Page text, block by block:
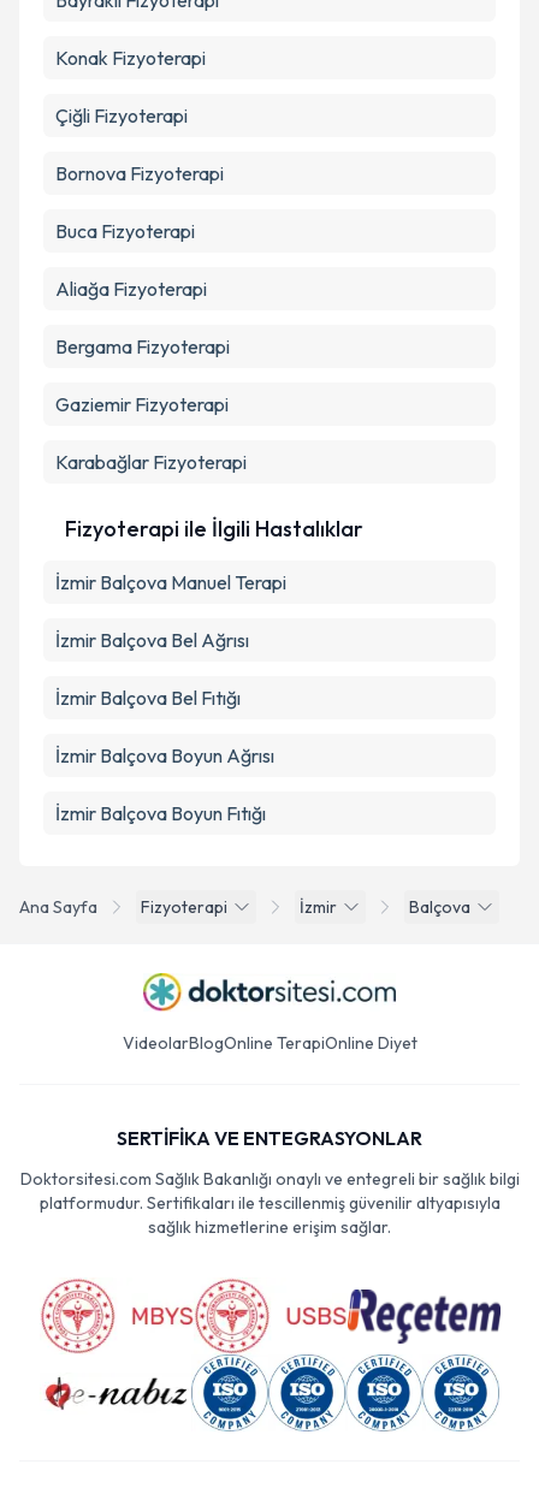
Ana Sayfa Fizyoterapi İzmir Balçova
Konak Fizyoterapi
Çiğli Fizyoterapi
Bornova Fizyoterapi
Buca Fizyoterapi
Aliağa Fizyoterapi
Bergama Fizyoterapi
Gaziemir Fizyoterapi
Karabağlar Fizyoterapi
Fizyoterapi ile İlgili Hastalıklar
İzmir Balçova Manuel Terapi
İzmir Balçova Bel Ağrısı
İzmir Balçova Bel Fıtığı
İzmir Balçova Boyun Ağrısı
İzmir Balçova Boyun Fıtığı
VideolarBlogOnline TerapiOnline Diyet
SERTİFİKA VE ENTEGRASYONLAR
Doktorsitesi.com Sağlık Bakanlığı onaylı ve entegreli bir sağlık bilgi
platformudur. Sertifikaları ile tescillenmiş güvenilir altyapısıyla
sağlık hizmetlerine erişim sağlar.